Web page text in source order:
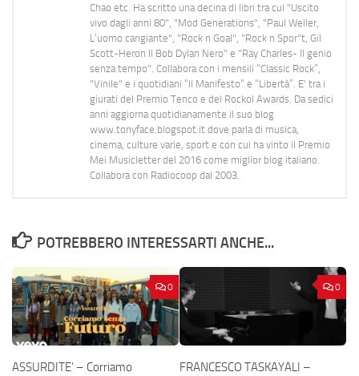
Chao etc. Ha scritto una decina di libri tra cui "Uscito
vivo dagli anni 80", "Mod Generations", "Paul Weller,
L’uomo cangiante", "Rock n Goal", "Rock n Spor"t, Gil
Scott-Heron Il Bob Dylan Nero" e "Ray Charles- Il genio
senza tempo". Collabora con i mensili “Classic Rock”,
"Vinile" e i quotidiani “Il Manifesto” e “Libertà”. E' tra i
giurati del Premio Tenco e del Rockol Awards. Da sedici
anni aggiorna quotidianamente il suo blog
www.tonyface.blogspot.it dove parla di musica,
cinema, culture varie, sport e con cui ha vinto il Premio
Mei Musicletter del 2016 come miglior blog italiano.
Collabora con Radiocoop dal 2003.
POTREBBERO INTERESSARTI ANCHE...
0
ASSURDITE’ – Corriamo
0
FRANCESCO TASKAYALI –